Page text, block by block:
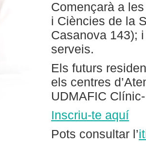
Començarà a
i Ciències de la
Casanova 143);
serveis.
Els futurs
els centres
UDMAFIC
Inscriu-te aquí
Pots consultar l’